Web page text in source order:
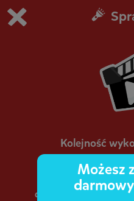
Grasz w wersję
Kolejność
Przekonaj się, w
dodawanie,
Możesz